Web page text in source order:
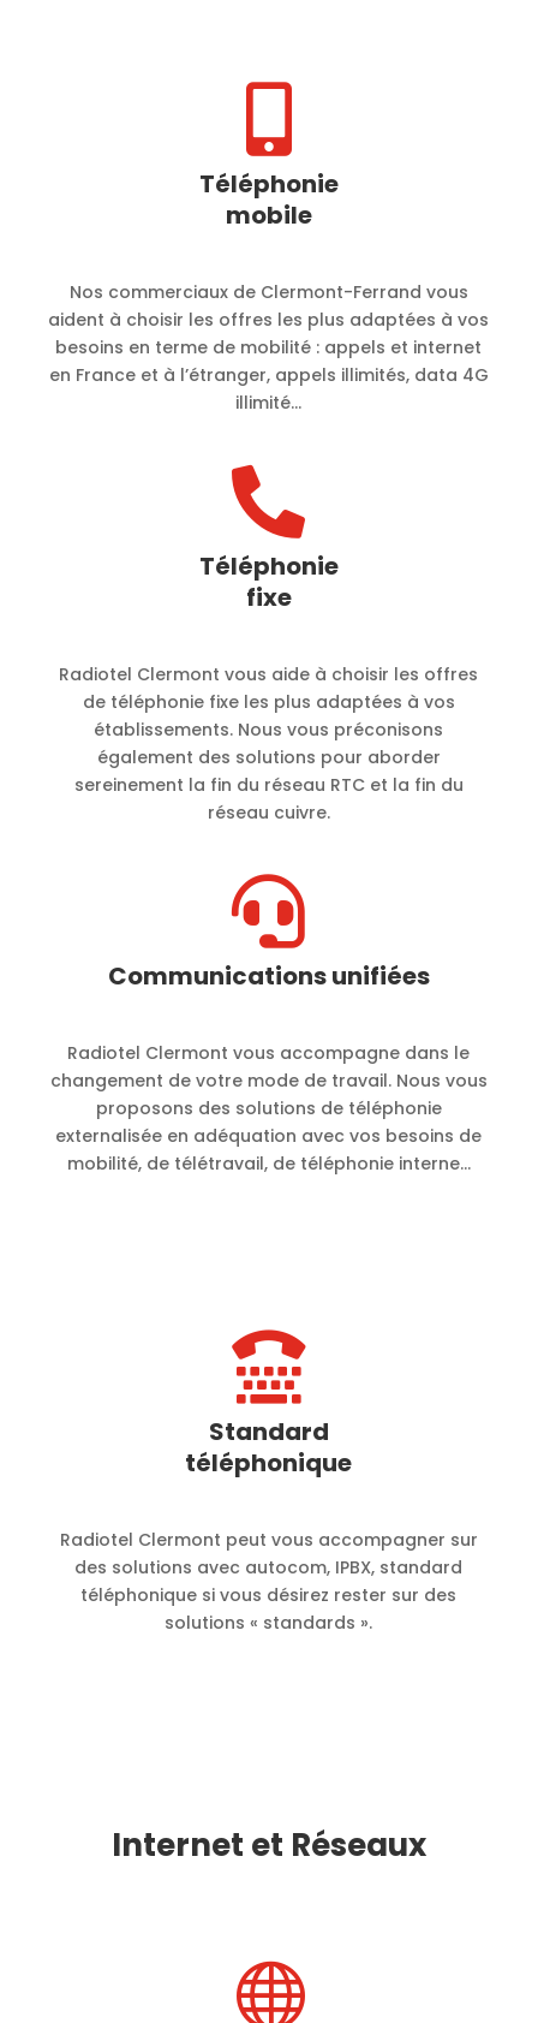

Téléphonie
mobile
Nos commerciaux de Clermont-Ferrand vous
aident à choisir les offres les plus adaptées à vos
besoins en terme de mobilité : appels et internet
en France et à l’étranger, appels illimités, data 4G
illimité…

Téléphonie
fixe
Radiotel Clermont vous aide à choisir les offres
de téléphonie fixe les plus adaptées à vos
établissements. Nous vous préconisons
également des solutions pour aborder
sereinement la fin du réseau RTC et la fin du
réseau cuivre.

Communications unifiées
Radiotel Clermont vous accompagne dans le
changement de votre mode de travail. Nous vous
proposons des solutions de téléphonie
externalisée en adéquation avec vos besoins de
mobilité, de télétravail, de téléphonie interne…

Standard
téléphonique
Radiotel Clermont peut vous accompagner sur
des solutions avec autocom, IPBX, standard
téléphonique si vous désirez rester sur des
solutions « standards ».
Internet et Réseaux
